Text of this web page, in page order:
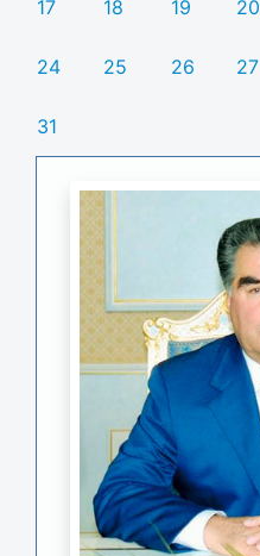
17 18 19 20
24 25 26 27
31